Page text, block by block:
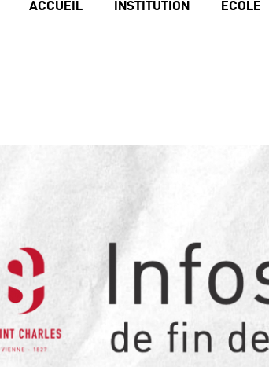
ACCUEIL INSTITUTION ECOLE